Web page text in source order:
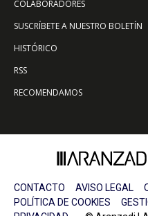
COLABORADORES
SUSCRÍBETE A NUESTRO BOLETÍN
HISTÓRICO
RSS
RECOMENDAMOS
CONTACTO AVISO LEGAL
POLÍTICA DE COOKIES